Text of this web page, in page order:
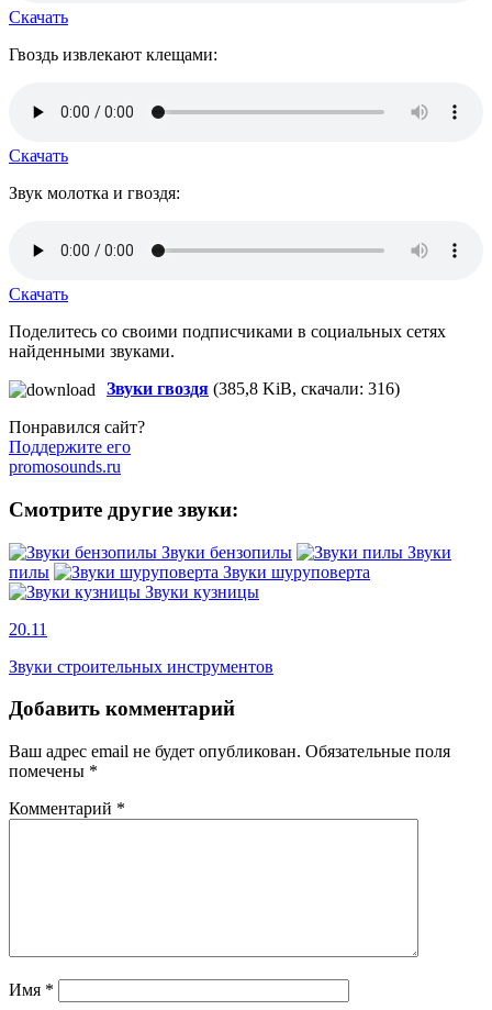
Скачать
Гвоздь извлекают клещами:
Скачать
Звук молотка и гвоздя:
Скачать
Поделитесь со своими подписчиками в социальных сетях
найденными звуками.
Звуки гвоздя (385,8 KiB, скачали: 316)
Понравился сайт?
Поддержите его
promosounds.ru
Смотрите другие звуки:
Звуки бензопилы
Звуки
пилы
Звуки шуруповерта
Звуки кузницы
20.11
Звуки строительных инструментов
Добавить комментарий
Ваш адрес email не будет опубликован. Обязательные поля
помечены *
Комментарий *
Имя *